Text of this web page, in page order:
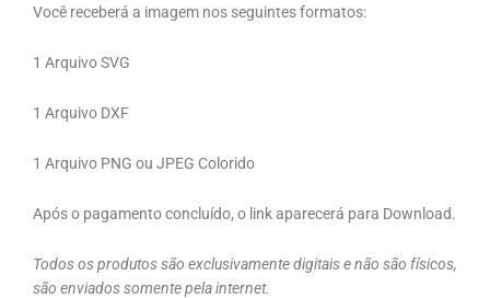
Você receberá a imagem nos seguintes formatos:
1 Arquivo SVG
1 Arquivo DXF
1 Arquivo PNG ou JPEG Colorido
Após o pagamento concluído, o link aparecerá para Download.
Todos os produtos são exclusivamente digitais e não são físicos,
são enviados somente pela internet.